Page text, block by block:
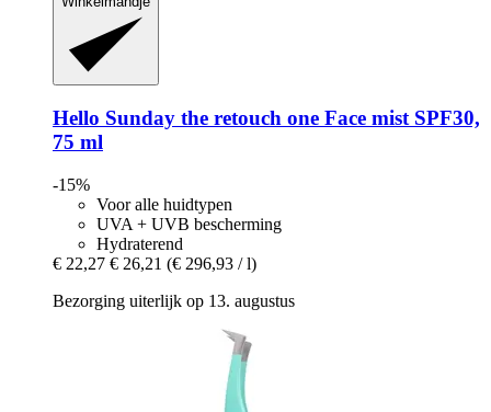
Hello Sunday the retouch one Face mist SPF30,
75 ml
-15%
Voor alle huidtypen
UVA + UVB bescherming
Hydraterend
€ 22,27 € 26,21 (€ 296,93 / l)
Bezorging uiterlijk op 13. augustus